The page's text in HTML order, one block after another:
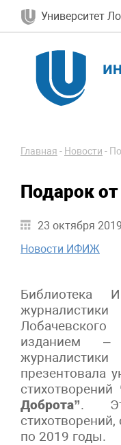
Университет
Главная - Новости -
Подарок
23 октября 2019
Новости ИФИЖ
Библиотека
изданием –
презентовала
стихотворений
Доброта”.
по 2019 годы.